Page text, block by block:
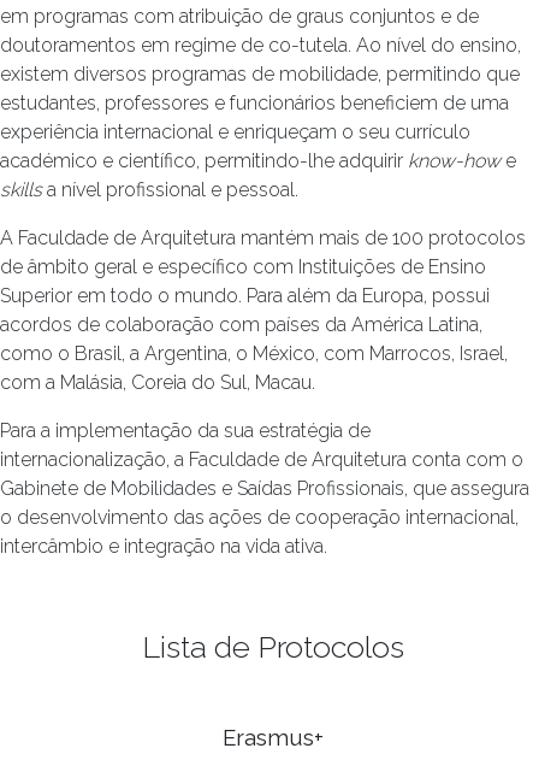
em programas com atribuição de graus conjuntos e de
doutoramentos em regime de co-tutela. Ao nível do ensino,
existem diversos programas de mobilidade, permitindo que
estudantes, professores e funcionários beneficiem de uma
experiência internacional e enriqueçam o seu currículo
académico e científico, permitindo-lhe adquirir know-howe
skillsa nível profissional e pessoal.
A Faculdade de Arquitetura mantém mais de 100 protocolos
de âmbito geral e específico com Instituições de Ensino
Superior em todo o mundo. Para além da Europa, possui
acordos de colaboração com países da América Latina,
como o Brasil, a Argentina, o México, com Marrocos, Israel,
com a Malásia, Coreia do Sul, Macau.
Para a implementação da sua estratégia de
internacionalização, a Faculdade de Arquitetura conta com o
Gabinete de Mobilidades e Saídas Profissionais, que assegura
o desenvolvimento das ações de cooperação internacional,
intercâmbio e integração na vida ativa.
Lista de Protocolos
Erasmus+